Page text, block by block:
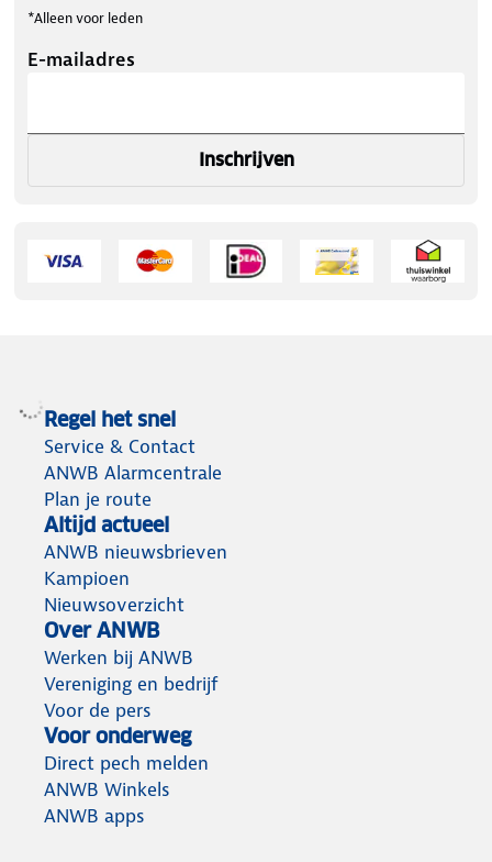
*Alleen voor leden
E-mailadres
Inschrijven
Regel het snel
Service & Contact
ANWB Alarmcentrale
Plan je route
Altijd actueel
ANWB nieuwsbrieven
Kampioen
Nieuwsoverzicht
Over ANWB
Werken bij ANWB
Vereniging en bedrijf
Voor de pers
Voor onderweg
Direct pech melden
ANWB Winkels
ANWB apps